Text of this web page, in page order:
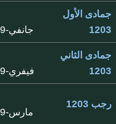
جمادى الأول
1203
جانفي-1789
جمادى الثاني
1203
فيفري-1789
رجب 1203
مارس-1789